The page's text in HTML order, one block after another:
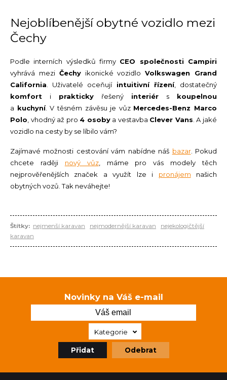
Nejoblíbenější obytné vozidlo mezi
Čechy
Podle interních výsledků firmy CEO společnosti Campiri
vyhrává mezi Čechyikonické vozidloVolkswagen Grand
California . Uživatelé oceňují intuitivní řízení, dostatečný
komfort i prakticky řešený interiér s koupelnou
a kuchyní. V těsném závěsu je vůz Mercedes-Benz Marco
Polo , vhodný až pro 4 osobya vestavba Clever Vans . A jaké
vozidlo na cesty by se líbilo vám?
Zajímavé možnosti cestování vám nabídne náš bazar. Pokud
chcete raději nový vůz, máme pro vás modely těch
nejprověřenějších značek a využít lze i pronájem našich
obytných vozů. Tak neváhejte!
Štítky: nejmenší karavan nejmodernější karavan
nejekologičtější
karavan
Novinky na Váš e-mail
Kategorie
Přidat Odebrat